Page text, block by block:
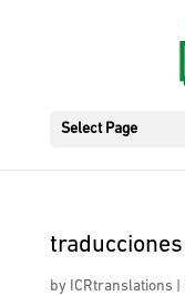
Select Page
by ICRtranslations